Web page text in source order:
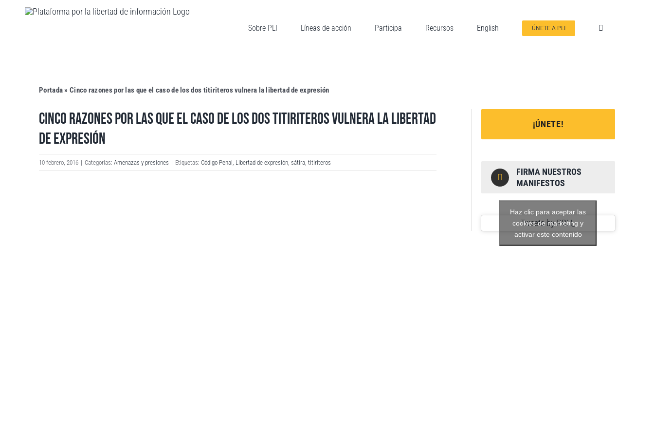
Sobre PLI Líneas de acción Participa Recursos English ÚNETE A PLI
Portada»Cinco razones por las que el caso de los dos titiriteros vulnera la libertad de expresión
CINCO RAZONES POR LAS QUE EL CASO DE LOS DOS TITIRITEROS VULNERA LA LIBERTAD
DE EXPRESIÓN
10 febrero, 2016 | Categorías:Amenazas y presiones | Etiquetas:Código Penal , Libertad de expresión,sátira,titiriteros
¡ÚNETE!
FIRMA NUESTROS
MANIFESTOS
Tweets by PDLI_
Haz clic para aceptar las
cookies de marketing y
activar este contenido